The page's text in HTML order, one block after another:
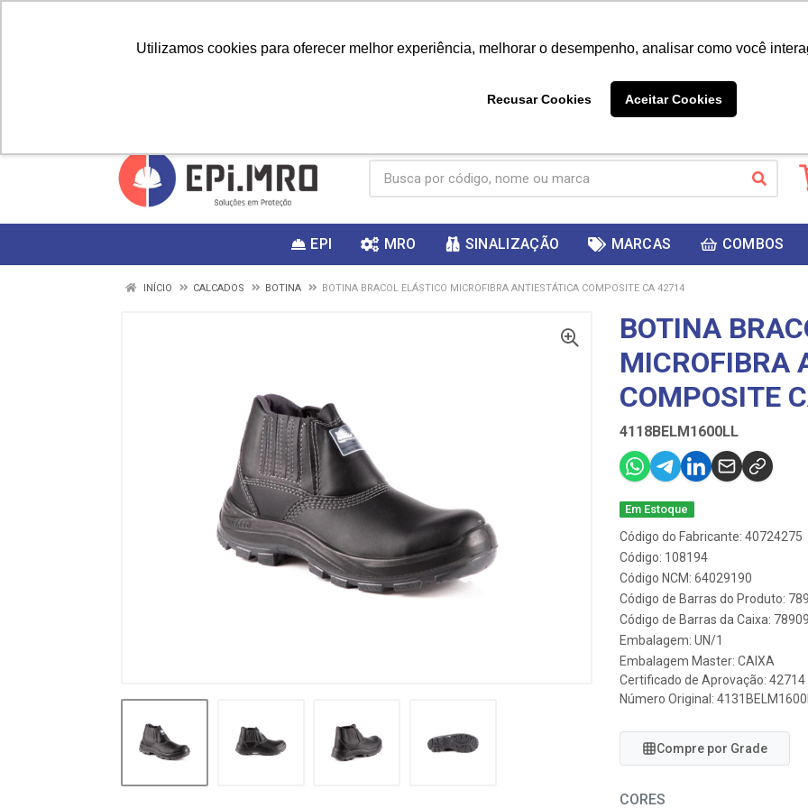
Utilizamos cookies para oferecer melhor experiência, melhorar o desempenho, analisar como você
Recusar Cookies Aceitar Cookies
ganhar
EPI MRO SINALIZAÇÃO MARCAS COMBOS
INÍCIO CALCADOS BOTINA BOTINA BRACOL ELÁSTICO MICROFIBRA ANTIESTÁTICA COMPOSITE CA 42714
BOTINA
MICROFIBRA
COMPOSITE
4118BELM1600LL
Em Estoque
Código do Fabricante: 40724275
Código: 108194
Código NCM: 64029190
Código de Barras do Produto:
Código de Barras da Caixa:
Embalagem: UN/1
Embalagem Master: CAIXA
Certificado de Aprovação: 42714
Número Original:
Compre por Grade
CORES